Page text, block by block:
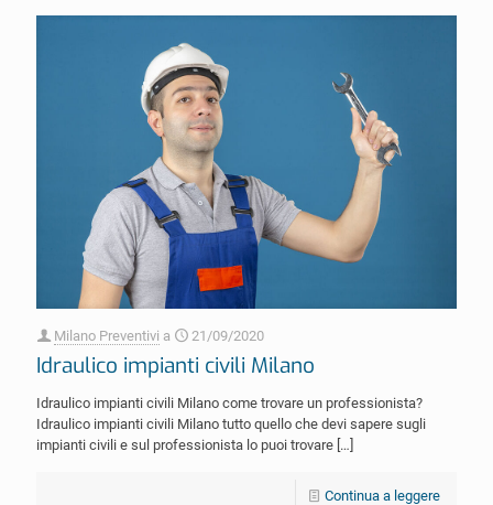
Milano Preventivi a 21/09/2020
Idraulico impianti civili Milano
Idraulico impianti civili Milano come trovare un professionista?
Idraulico impianti civili Milano tutto quello che devi sapere sugli
impianti civili e sul professionista lo puoi trovare […]
Continua a leggere